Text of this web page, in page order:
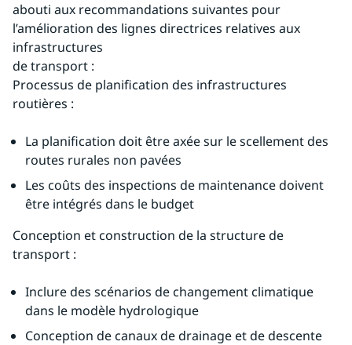
abouti aux recommandations suivantes pour
l’amélioration des lignes directrices relatives aux
infrastructures
de transport :
Processus de planification des infrastructures
routières :
La planification doit être axée sur le scellement des
routes rurales non pavées
Les coûts des inspections de maintenance doivent
être intégrés dans le budget
Conception et construction de la structure de
transport :
Inclure des scénarios de changement climatique
dans le modèle hydrologique
Conception de canaux de drainage et de descente